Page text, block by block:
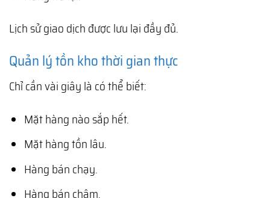
Lịch sử giao dịch được lưu lại đầy đủ.
Quản lý tồn kho thời gian thực
Chỉ cần vài giây là có thể biết:
Mặt hàng nào sắp hết.
Mặt hàng tồn lâu.
Hàng bán chạy.
Hàng bán chậm.